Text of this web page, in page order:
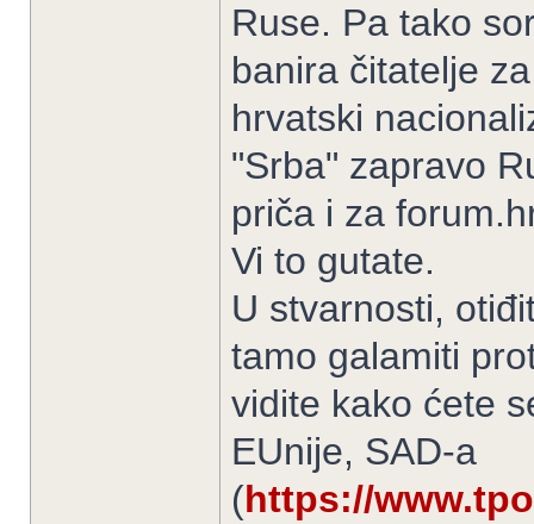
Ruse. Pa tako
banira čitatelje
hrvatski
"Srba" zapravo
priča i za
Vi to gutate.
U stvarnosti,
tamo galamiti
vidite kako ćete
EUnije, SAD-a
(https://